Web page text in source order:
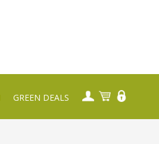
GREEN DEALS